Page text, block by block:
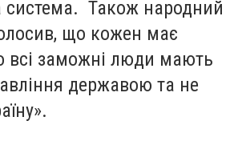
система. Також народний
що кожен має
всі заможні люди мають
державою та не